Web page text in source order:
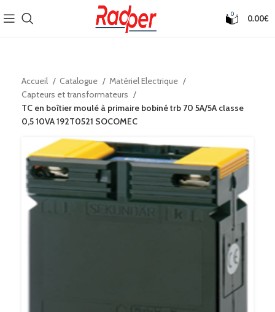
0 0.00€
Accueil Catalogue
Matériel Electrique
Capteurs et transformateurs
TC en boîtier moulé à primaire bobiné trb 70 5A/5A classe
0,5 10VA 192T0521 SOCOMEC